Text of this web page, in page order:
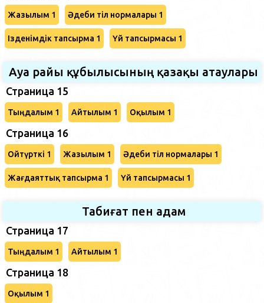
Жазылым 1 Әдеби тіл нормалары 1
Ізденімдік тапсырма 1 Үй тапсырмасы 1
Ауа райы құбылысының қазақы атаулары
Страница 15
Тыңдалым 1 Айтылым 1 Оқылым 1
Страница 16
Ойтүрткі 1 Жазылым 1 Әдеби тіл нормалары 1
Жағдаяттық тапсырма 1 Үй тапсырмасы 1
Табиғат пен адам
Страница 17
Тыңдалым 1 Айтылым 1
Страница 18
Оқылым 1